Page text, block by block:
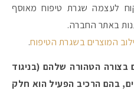
לעצמה שגרת טיפוח מאוסף
באתר החברה.
המוצרים בשגרת הטיפוח.
בצורה הטהורה שלהם (בניגוד
בהם הרכיב הפעיל הוא חלק